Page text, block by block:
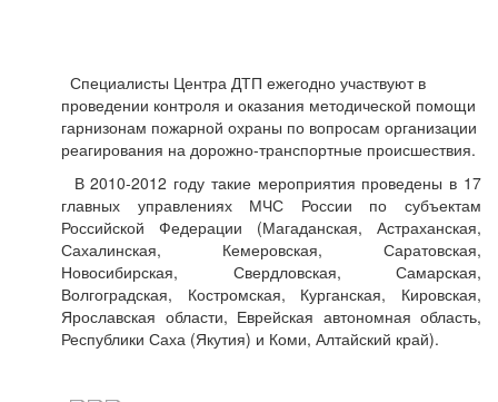
Специалисты Центра ДТП ежегодно участвуют в
проведении контроля и оказания методической помощи
гарнизонам пожарной охраны по вопросам организации
реагирования на дорожно-транспортные происшествия.
В 2010-2012 году такие мероприятия проведены в 17
главных управлениях МЧС России по субъектам
Российской Федерации (Магаданская, Астраханская,
Сахалинская, Кемеровская, Саратовская,
Новосибирская, Свердловская, Самарская,
Волгоградская, Костромская, Курганская, Кировская,
Ярославская области, Еврейская автономная область,
Республики Саха (Якутия) и Коми, Алтайский край).